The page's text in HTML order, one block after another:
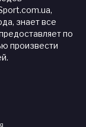
знает все
по
произвести